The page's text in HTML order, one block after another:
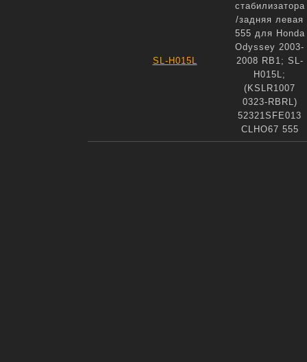
SL-H015L
стабилизатора
/задняя левая
555 для Honda
Odyssey 2003-
2008 RB1; SL-
H015L;
(KSLR1007
0323-RBRL)
52321SFE013
CLHO67 555